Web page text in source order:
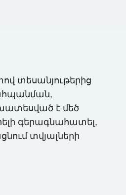
տեսանյութերից
է մեծ
գերագնահատել,
տվյալների